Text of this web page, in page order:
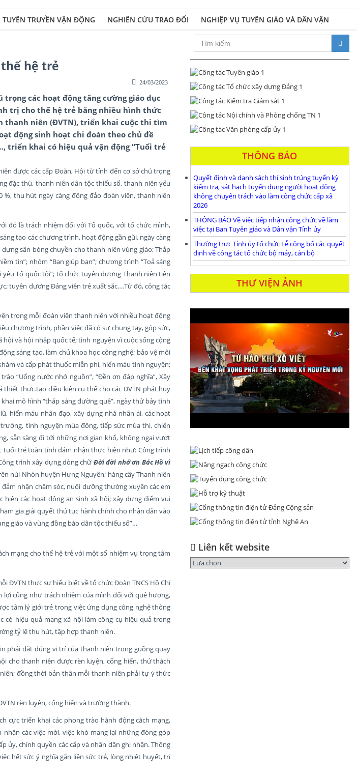
TRUYỀN VẬN ĐỘNG NGHIÊN CỨU TRAO ĐỔI NGHIỆP VỤ TUYÊN GIÁO VÀ DÂN VẬN
Xây dựng Đảng bộ và hệ
hệ trẻ
24/03/2023
các hoạt động tăng cường giáo dục
trị cho thế hệ trẻ bằng nhiều hình thức
thanh niên (ĐVTN), triển khai cuộc thi tìm
động sinh hoạt chi đoàn theo chủ đề
triển khai có hiệu quả vận động “Tuổi trẻ
được các cấp Đoàn, Hội từ tỉnh đến cơ sở chú trọng
đặc thù, thanh niên dân tộc thiểu số, thanh niên yếu
thu hút ngày càng đông đảo đoàn viên, thanh niên
đó là trách nhiệm đối với Tổ quốc, với tổ chức mình,
tạo các chương trình, hoạt động gần gũi, ngày càng
sân bóng chuyền cho thanh niên vùng giáo; Thắp
tin”; nhóm “Bạn giúp bạn”; chương trình “Toả sáng
Tổ quốc tôi”; tổ chức tuyên dương Thanh niên tiên
tuyên dương Đảng viên trẻ xuất sắc….Từ đó, công tác
trong mỗi đoàn viên thanh niên với nhiều hoạt động
chương trình, phần việc đã có sự chung tay, góp sức,
và hội nhập quốc tế; tình nguyện vì cuộc sống cộng
sáng tạo, làm chủ khoa học công nghệ; bảo vệ môi
và cấp phát thuốc miễn phí, hiến máu tình nguyện;
“Uống nước nhớ nguồn”, “Đền ơn đáp nghĩa”, Xây
thiết thực.tạo điều kiện cụ thể cho các ĐVTN phát huy
mô hình “thắp sáng đường quê”, ngày thứ bảy tình
hiến máu nhân đạo, xây dựng nhà nhân ái, các hoạt
tình nguyện mùa đông, tiếp sức mùa thi, chiến
sẵn sàng đi tới những nơi gian khổ, không ngại vượt
tuổi trẻ toàn tỉnh đảm nhận thực hiện như: Công trình
trình xây dựng dòng chữ Đời đời nhớ ơn Bác Hồ vĩ
núi Nhón huyện Hưng Nguyên; hàng cây Thanh niên
nhận chăm sóc, nuôi dưỡng thường xuyên các em
các hoạt động an sinh xã hội; xây dựng điểm vui
gia giải quyết thủ tục hành chính cho nhân dân vào
giáo và vùng đồng bào dân tộc thiểu số”…
mạng cho thế hệ trẻ với một số nhiệm vụ trọng tâm
ĐVTN thực sự hiểu biết về tổ chức Đoàn TNCS Hồ Chí
cũng như trách nhiệm của mình đối với quê hương,
tâm lý giới trẻ trong việc ứng dụng công nghệ thông
có hiệu quả mạng xã hội làm công cụ hiệu quả trong
tỷ lệ thu hút, tập hợp thanh niên.
phải đặt đúng vị trí của thanh niên trong guồng quay
cho thanh niên được rèn luyện, cống hiến, thử thách
đồng thời bản thân mỗi thanh niên phải tự ý thức
rèn luyện, cống hiến và trường thành.
cực triển khai các phong trào hành động cách mạng,
các việc mới, việc khó mang lại những đóng góp
chính quyền các cấp và nhân dân ghi nhận. Thông
hết sức ý nghĩa gắn liền sức trẻ, lòng nhiệt huyết, trí
THÔNG BÁO
Quyết định và danh sách thí sinh trúng tuyển kỳ
kiểm tra, sát hạch tuyển dụng người hoạt động
không chuyên trách vào làm công chức cấp xã
2026
THÔNG BÁO Về việc tiếp nhận công chức về làm
việc tại Ban Tuyên giáo và Dân vận Tỉnh ủy
Thường trưc Tỉnh ủy tổ chức Lễ công bố các quyết
định về công tác tổ chức bộ máy, cán bộ
THƯ VIỆN ẢNH
Liên kết website